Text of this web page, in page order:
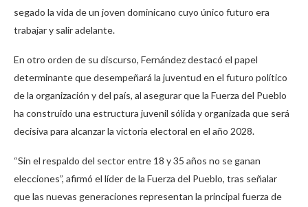
segado la vida de un joven dominicano cuyo único futuro era
trabajar y salir adelante.
En otro orden de su discurso, Fernández destacó el papel
determinante que desempeñará la juventud en el futuro político
de la organización y del país, al asegurar que la Fuerza del Pueblo
ha construido una estructura juvenil sólida y organizada que será
decisiva para alcanzar la victoria electoral en el año 2028.
“Sin el respaldo del sector entre 18 y 35 años no se ganan
elecciones”, afirmó el líder de la Fuerza del Pueblo, tras señalar
que las nuevas generaciones representan la principal fuerza de